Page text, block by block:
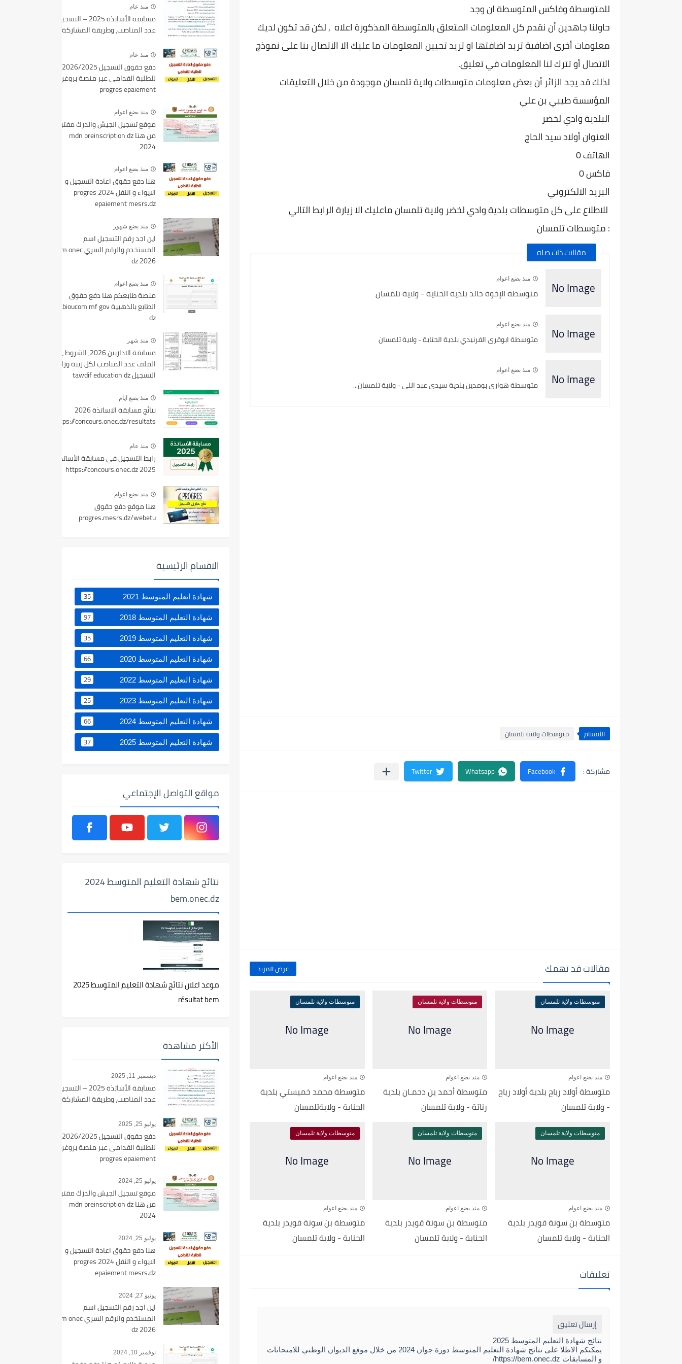
للمتوسطة وفاكس المتوسطة ان وجد
حاولنا جاهدين أن نقدم كل المعلومات المتعلق بالمتوسطة المذكورة اعلاه , لكن قد تكون لديك
معلومات أخرى اضافية تريد اضافتها او تريد تحيين المعلومات ما عليك الا الاتصال بنا على نموذج
الاتصال أو تترك لنا المعلومات في تعليق.
لذلك قد يجد الزائر أن بعض معلومات متوسطات ولاية تلمسان موجودة من خلال التعليقات
المؤسسة طيبي بن علي
البلدية وادي لخضر
العنوان أولاد سيد الحاج
الهاتف 0
فاكس 0
البريد الالكتروني
للاطلاع على كل متوسطات بلدية وادي لخضر ولاية تلمسان ماعليك الا زيارة الرابط التالي
: متوسطات تلمسان
مقالات ذات صله
منذ بضع اعوام
متوسطة الإخوة خالد بلدية الحناية - ولاية تلمسان
منذ بضع اعوام
متوسطة ابوقرى الفرنيدي بلدية الحناية - ولاية تلمسان
منذ بضع اعوام
متوسطة هواري بومدين بلدية سيدي عبد اللي - ولاية تلمسان...
الأقسام متوسطات ولاية تلمسان
مقالات قد تهمك عرض المزيد
متوسطات ولاية تلمسان
منذ بضع اعوام
متوسطة أولاد رياح بلدية أولاد رياح
- ولاية تلمسان
متوسطات ولاية تلمسان
منذ بضع اعوام
متوسطة أحمد ين دحمـان بلدية
زناتة - ولاية تلمسان
متوسطات ولاية تلمسان
منذ بضع اعوام
متوسطة محمد خميستي بلدية
الحناية - ولايةتلمسان
متوسطات ولاية تلمسان
منذ بضع اعوام
متوسطة بن سونة قويدر بلدية
الحناية - ولاية تلمسان
متوسطات ولاية تلمسان
منذ بضع اعوام
متوسطة بن سونة قويدر بلدية
الحناية - ولاية تلمسان
متوسطات ولاية تلمسان
منذ بضع اعوام
متوسطة بن سونة قويدر بلدية
الحناية - ولاية تلمسان
تعليقات
إرسال تعليق
نتائج شهادة التعليم المتوسط 2025
يمكنكم الاطلا على نتائج شهادة التعليم المتوسط دورة جوان 2024 من خلال موقع الديوان الوطني للامتحانات
و المسابقات https://bem.onec.dz/
منذ عام
مسابقة الأساتذة 2025 – التسجيل،
عدد المناصب، وطريقة المشاركة
منذ عام
دفع حقوق التسجيل 2026/2025
للطلبة القدامى عبر منصة بروغرس
progres epaiement
منذ بضع اعوام
موقع تسجيل الجيش والدرك مفتوح
من هنا mdn preinscription dz
2024
منذ بضع اعوام
هنا دفع حقوق اعادة التسجيل و
الايواء و النقل 2024 progres
epaiement mesrs.dz
منذ بضع شهور
اين اجد رقم التسجيل اسم
المستخدم والرقم السري bem onec
dz 2026
منذ بضع اعوام
منصة طابعكم هنا دفع حقوق
الطابع بالذهبية tabioucom mf gov
dz
منذ شهر
مسابقة الاداريين 2026, الشروط ،
الملف عدد المناصب لكل رتبة ورابط
التسجيل tawdif education dz
منذ بضع ايام
نتائج مسابقة الاساتذة 2026
https://concours.onec.dz/resultats
منذ عام
رابط التسجيل في مسابقة الأساتذة
2025 https://concours.onec.dz
منذ بضع اعوام
هنا موقع دفع حقوق
progres.mesrs.dz/webetu
الاقسام الرئيسية
شهادة اتعليم المتوسط 2021 35
شهادة التعليم المتوسط 2018 97
شهادة التعليم المتوسط 2019 35
شهادة التعليم المتوسط 2020 66
شهادة التعليم المتوسط 2022 29
شهادة التعليم المتوسط 2023 25
شهادة التعليم المتوسط 2024 66
شهادة التعليم المتوسط 2025 37
مواقع التواصل الإجتماعي
نتائج شهادة التعليم المتوسط 2024
bem.onec.dz
موعد اعلان نتائج شهادة التعليم المتوسط 2025
résultat bem
الأكثر مشاهدة
ديسمبر 11, 2025
مسابقة الأساتذة 2025 – التسجيل،
عدد المناصب، وطريقة المشاركة
يوليو 25, 2025
دفع حقوق التسجيل 2026/2025
للطلبة القدامى عبر منصة بروغرس
progres epaiement
يوليو 25, 2024
موقع تسجيل الجيش والدرك مفتوح
من هنا mdn preinscription dz
2024
يوليو 25, 2024
هنا دفع حقوق اعادة التسجيل و
الايواء و النقل 2024 progres
epaiement mesrs.dz
يونيو 27, 2024
اين اجد رقم التسجيل اسم
المستخدم والرقم السري bem onec
dz 2026
نوفمبر 10, 2024